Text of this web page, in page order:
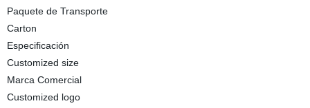
Paquete de Transporte
Carton
Especificación
Customized size
Marca Comercial
Customized logo